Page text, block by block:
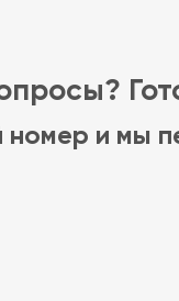
номер и мы